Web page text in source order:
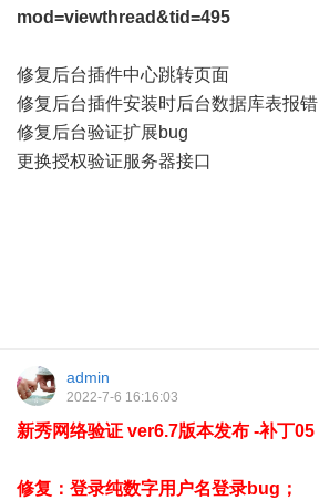
mod=viewthread&tid=495
修复后台插件中心跳转页面
修复后台插件安装时后台数据库表报错
修复后台验证扩展bug
更换授权验证服务器接口
admin
2022-7-6 16:16:03
新秀网络验证 ver6.7版本发布 -补丁05
修复：登录纯数字用户名登录bug；